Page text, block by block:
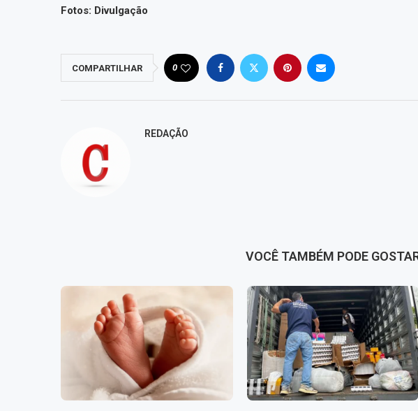
Fotos: Divulgação
COMPARTILHAR 0
REDAÇÃO
VOCÊ TAMBÉM PODE